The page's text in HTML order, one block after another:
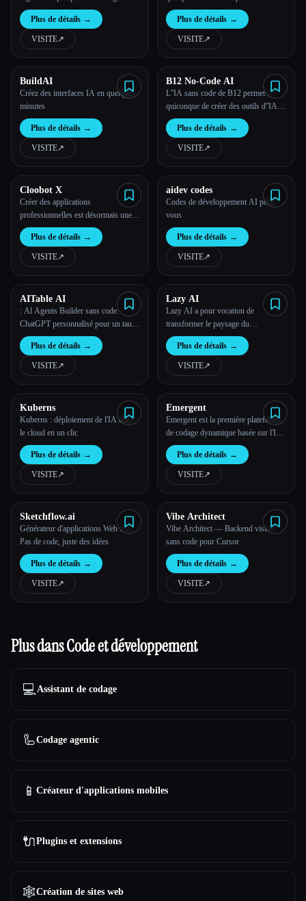
Toutes les catégories
Esc
l'IA
Plus de détails →
VISITE↗︎
plateforme sans code qui permet de
créer des applications Web basées
sur l''IA.
Plus de détails →
VISITE↗︎
BuildAI
Créez des interfaces IA en quelques
minutes
Plus de détails →
VISITE↗︎
B12 No-Code AI
L''IA sans code de B12 permet à
quiconque de créer des outils d''IA
personnalisés en quelques minutes.
Passez de l''utilisation de l''IA à la
création de votre propre outil d''IA en
quelques minutes sans aucune
Plus de détails →
VISITE↗︎
Cloobot X
Créer des applications
professionnelles est désormais une
solution rapide
Plus de détails →
VISITE↗︎
aidev codes
Codes de développement AI pour
vous
Plus de détails →
VISITE↗︎
AITable AI
: Al Agents Builder sans code.
ChatGPT personnalisé pour un taux
de conversion de 5 fois celui de ta
page de destination.
Plus de détails →
VISITE↗︎
Lazy AI
Lazy AI a pour vocation de
transformer le paysage du
développement d'applications en
proposant une plateforme innovante
qui traduit des mots en applications
fonctionnelles.
Plus de détails →
VISITE↗︎
Kuberns
Kuberns : déploiement de l'IA dans
le cloud en un clic
Plus de détails →
VISITE↗︎
Emergent
Emergent est la première plateforme
de codage dynamique basée sur l'IA
agentique au monde
Plus de détails →
VISITE↗︎
Sketchflow.ai
Générateur d'applications Web IA |
Pas de code, juste des idées
Plus de détails →
VISITE↗︎
Vibe Architect
Vibe Architect — Backend visuel
sans code pour Cursor
Plus de détails →
VISITE↗︎
Plus dans Code et développement
💻Assistant de codage
🦾Codage agentic
📱 Créateur d'applications mobiles
🔌Plugins et extensions
🕸Création de sites web